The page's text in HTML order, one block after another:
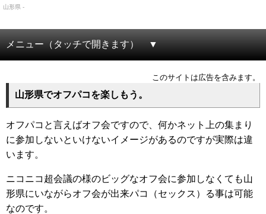
山形県 -
メニュー（タッチで開きます）
このサイトは広告を含みます。
山形県でオフパコを楽しもう。
オフパコと言えばオフ会ですので、何かネット上の集まり
に参加しないといけないイメージがあるのですが実際は違
います。
ニコニコ超会議の様のビッグなオフ会に参加しなくても山
形県にいながらオフ会が出来パコ（セックス）る事は可能
なのです。